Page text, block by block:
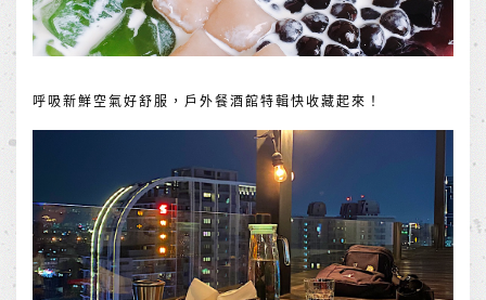
呼吸新鮮空氣好舒服，戶外餐酒館特輯快收藏起來！